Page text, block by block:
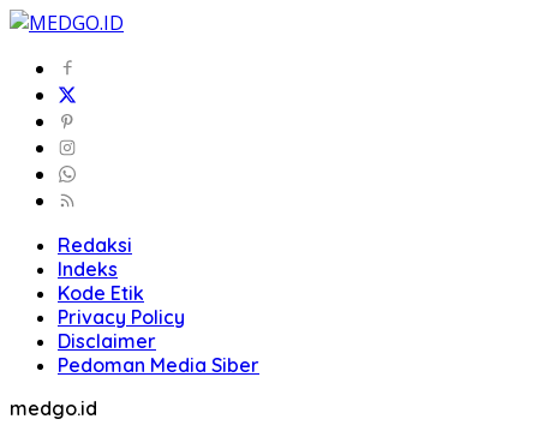
Redaksi
Indeks
Kode Etik
Privacy Policy
Disclaimer
Pedoman Media Siber
medgo.id